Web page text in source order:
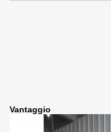
Vantaggio